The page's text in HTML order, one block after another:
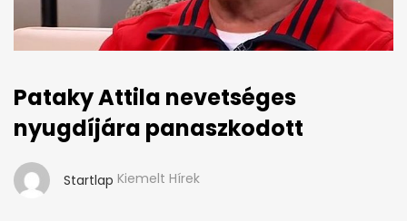
Pataky Attila nevetséges
nyugdíjára panaszkodott
Startlap Kiemelt Hírek